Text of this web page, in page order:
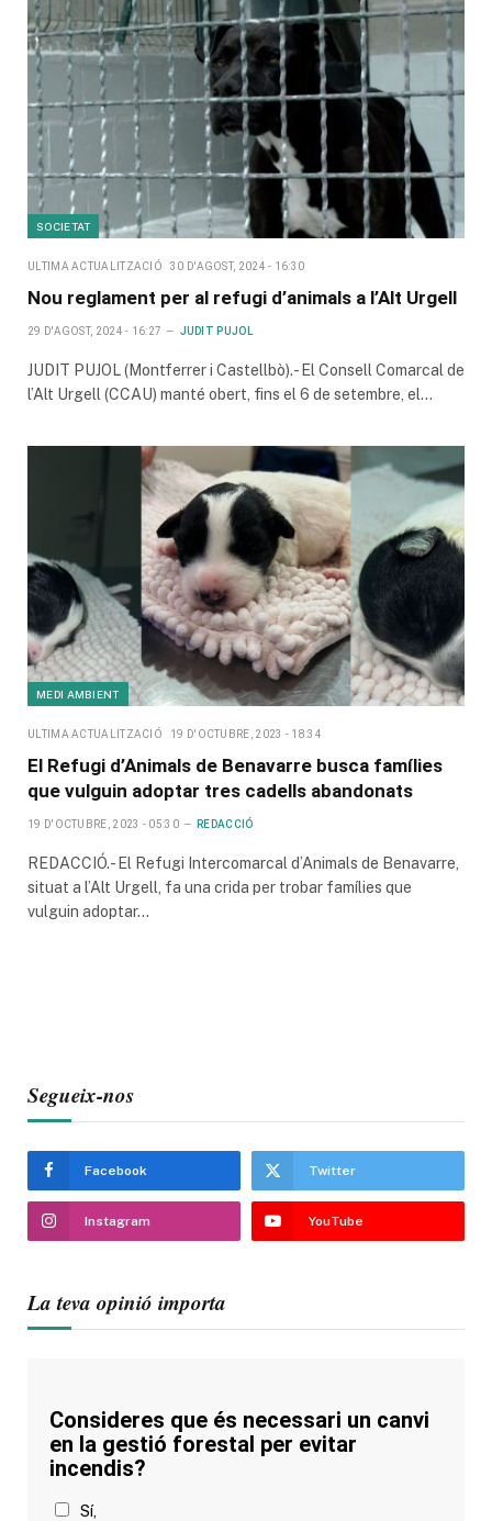
SOCIETAT
ULTIMA ACTUALITZACIÓ 30 D'AGOST, 2024 - 16:30
Nou reglament per al refugi d’animals a l’Alt Urgell
29 D'AGOST, 2024 - 16:27 JUDIT PUJOL
JUDIT PUJOL (Montferrer i Castellbò).- El Consell Comarcal de
l’Alt Urgell (CCAU) manté obert, fins el 6 de setembre, el…
MEDI AMBIENT
ULTIMA ACTUALITZACIÓ 19 D'OCTUBRE, 2023 - 18:34
El Refugi d’Animals de Benavarre busca famílies
que vulguin adoptar tres cadells abandonats
19 D'OCTUBRE, 2023 - 05:30 REDACCIÓ
REDACCIÓ.- El Refugi Intercomarcal d’Animals de Benavarre,
situat a l’Alt Urgell, fa una crida per trobar famílies que
vulguin adoptar…
Segueix-nos
Facebook Twitter
Instagram YouTube
La teva opinió importa
Consideres que és necessari un canvi
en la gestió forestal per evitar
incendis?
Sí,